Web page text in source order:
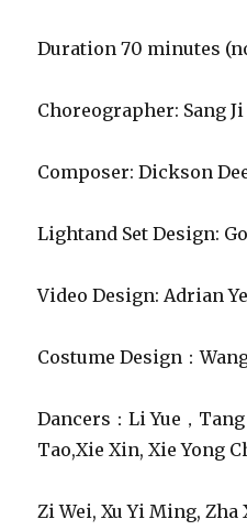
Duration 70 minutes
Choreographer: Sang Ji
Composer: Dickson
Lightand Set Design:
Video Design: Adrian
Costume Design：
Dancers：Li Yue，
Tao,Xie Xin, Xie Yong
Zi Wei, Xu Yi Ming, Zha